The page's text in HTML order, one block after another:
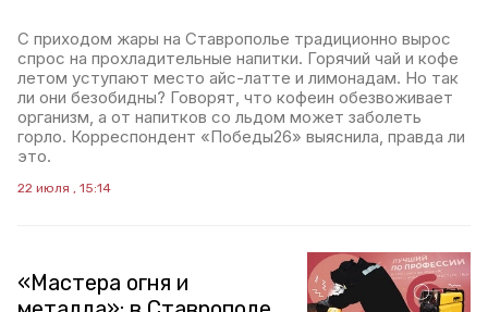
С приходом жары на Ставрополье традиционно вырос
спрос на прохладительные напитки. Горячий чай и кофе
летом уступают место айс-латте и лимонадам. Но так
ли они безобидны? Говорят, что кофеин обезвоживает
организм, а от напитков со льдом может заболеть
горло. Корреспондент «Победы26» выяснила, правда ли
это.
22 июля , 15:14
«Мастера огня и